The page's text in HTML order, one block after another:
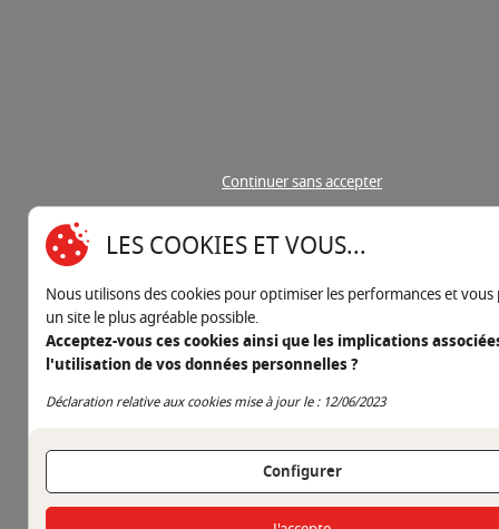
Continuer sans accepter
LES COOKIES ET VOUS...
Nous utilisons des cookies pour optimiser les performances et
un site le plus agréable possible.
Acceptez-vous ces cookies ainsi que les implications
l'utilisation de vos données personnelles ?
Déclaration relative aux cookies mise à jour le : 12/06/2023
Configurer
Continuer sans accepter